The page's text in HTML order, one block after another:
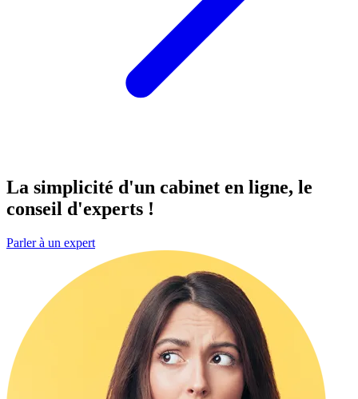
La simplicité d'un cabinet en ligne, le
conseil d'experts !
Parler à un expert